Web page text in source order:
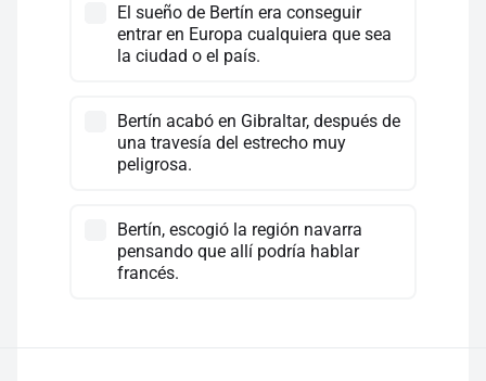
El sueño de Bertín era conseguir
entrar en Europa cualquiera que sea
la ciudad o el país.
Bertín acabó en Gibraltar, después de
una travesía del estrecho muy
peligrosa.
Bertín, escogió la región navarra
pensando que allí podría hablar
francés.